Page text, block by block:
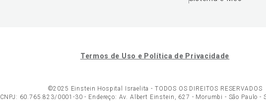
Termos de Uso e Política de Privacidade
©2025 Einstein Hospital Israelita - TODOS OS DIREITOS RESERVADOS
CNPJ: 60.765.823/0001-30 - Endereço: Av. Albert Einstein, 627 - Morumbi - São Paulo -